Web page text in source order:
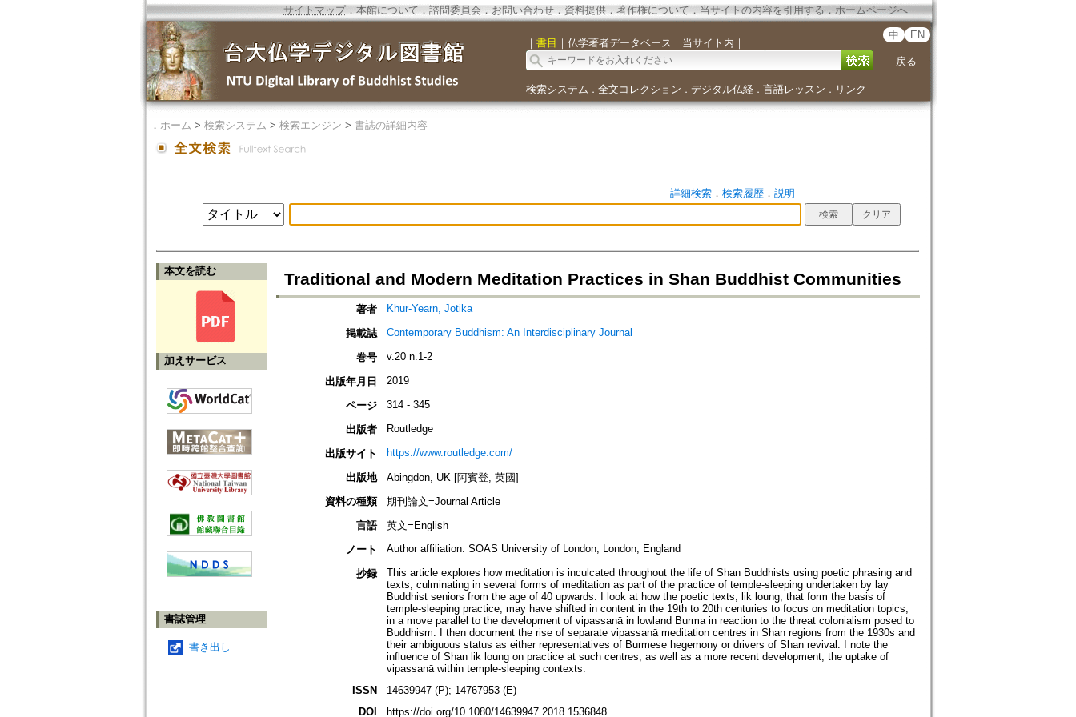
サイトマップ．本館について ． 諮問委員会． お問い合わせ． 資料提供． 著作権について．当サイトの内容を引用する ． ホームページへ
｜ 書目 ｜ 仏学著者データベース ｜ 当サイト内 ｜
中 EN
戻る
検索システム ． 全文コレクション ． デジタル仏経． 言語レッスン ． リンク
． ホーム > 検索システム > 検索エンジン > 書誌の詳細内容
詳細検索． 検索履歴． 説明
本文を読む
加えサービス
書誌管理
書き出し
Traditional and Modern Meditation Practices in Shan Buddhist Communities
著者 Khur-Yearn, Jotika
掲載誌 Contemporary Buddhism: An Interdisciplinary Journal
巻号 v.20 n.1-2
出版年月日 2019
ページ 314 - 345
出版者 Routledge
出版サイト https://www.routledge.com/
出版地
Abingdon, UK [阿賓登, 英國]
資料の種類
期刊論文=Journal Article
言語
英文=English
ノート
Author affiliation: SOAS University of London, London, England
抄録
This article explores how meditation is inculcated throughout the life of Shan Buddhists using poetic phrasing and
texts, culminating in several forms of meditation as part of the practice of temple-sleeping undertaken by lay
Buddhist seniors from the age of 40 upwards. I look at how the poetic texts, lik loung, that form the basis of
temple-sleeping practice, may have shifted in content in the 19th to 20th centuries to focus on meditation topics,
in a move parallel to the development of vipassanā in lowland Burma in reaction to the threat colonialism posed to
Buddhism. I then document the rise of separate vipassanā meditation centres in Shan regions from the 1930s and
their ambiguous status as either representatives of Burmese hegemony or drivers of Shan revival. I note the
influence of Shan lik loung on practice at such centres, as well as a more recent development, the uptake of
vipassanā within temple-sleeping contexts.
ISSN
14639947 (P); 14767953 (E)
DOI
https://doi.org/10.1080/14639947.2018.1536848